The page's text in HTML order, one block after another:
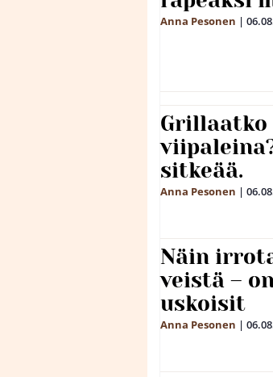
Anna Pesonen |
sitkeää.
Anna Pesonen |
Näin
veistä –
uskoisit
Anna Pesonen |